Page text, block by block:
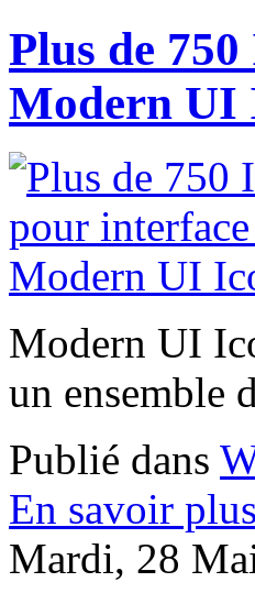
Plus de
Modern UI
Modern UI
un ensemble
Publié dans
En savoir
Mardi, 28